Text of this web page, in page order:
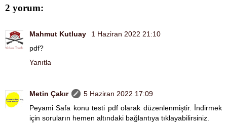
2 yorum:
Mahmut Kutluay
1 Haziran 2022 21:10
pdf?
Yanıtla
Metin Çakır
5 Haziran 2022 17:09
Peyami Safa konu testi pdf olarak düzenlenmiştir. İndirmek
için soruların hemen altındaki bağlantıya tıklayabilirsiniz.